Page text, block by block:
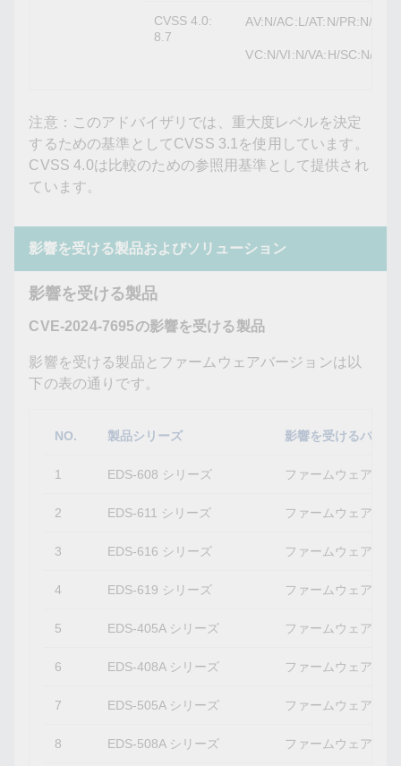
CVSS 4.0:
8.7
AV:N/AC:L/AT:N/PR:N/
VC:N/VI:N/VA:H/SC:N/
注意：このアドバイザリでは、重大度レベルを決定
するための基準としてCVSS 3.1を使用しています。
CVSS 4.0は比較のための参照用基準として提供され
ています。
影響を受ける製品およびソリューション
影響を受ける製品
CVE-2024-7695の影響を受ける製品
影響を受ける製品とファームウェアバージョンは以
下の表の通りです。
NO. 製品シリーズ 影響を受けるバージ
1 EDS-608 シリーズ ファームウェアバ
2 EDS-611 シリーズ ファームウェアバ
3 EDS-616 シリーズ ファームウェアバ
4 EDS-619 シリーズ ファームウェアバ
5 EDS-405A シリーズ ファームウェアバ
6 EDS-408A シリーズ ファームウェアバ
7 EDS-505A シリーズ ファームウェアバ
8 EDS-508A シリーズ ファームウェアバ